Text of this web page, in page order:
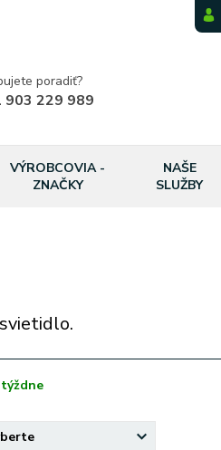
poradiť?
903 229 989
VÝROBCOVIA -
ZNAČKY
NAŠE
SLUŽBY